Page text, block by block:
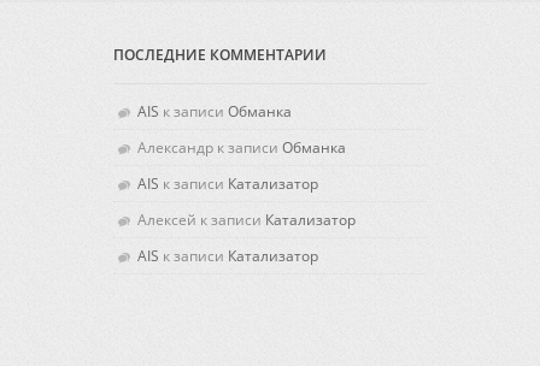
ПОСЛЕДНИЕ КОММЕНТАРИИ
AIS к записи Обманка
Александр к записи Обманка
AIS к записи Катализатор
Алексей к записи Катализатор
AIS к записи Катализатор